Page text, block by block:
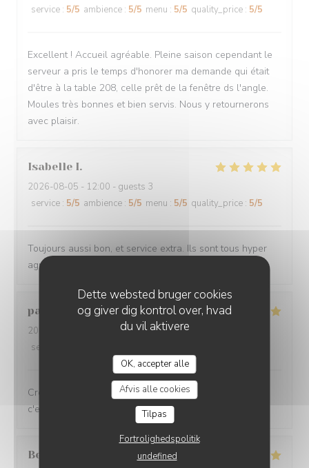
Dette websted bruger cookies
og giver dig kontrol over, hvad
du vil aktivere
OK, accepter alle
Afvis alle cookies
Tilpas
Fortrolighedspolitik
undefined
service : 5/5 ambience : 5/5 menu : 5/5 quality_price : 5/5
Excellent ! Accueil agréable. Pleine saison cependant le
serveur a pris le temps d'honorer ma demande qui était
d'être à la table 208, celle prêt de la fenêtre ds l'angle.
Moules très bonnes et bien servis. Nous y retournerons
avec plaisir.
Isabelle I
2026-08-05 - 12:00 - guests 3
service : 5/5 ambience : 5/5 menu : 5/5 quality_price : 5/5
Toujours aussi bon, et service extra. Ils sont tous hyper
agréables
pascal
2026-08-03
- 12:00 - guests 4
service
Crevettes chorizo....un régal servient avec le sourire...
c'est super !
Bernadette